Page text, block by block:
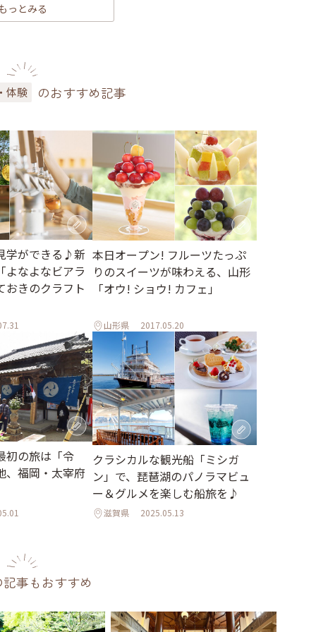
っとみる
体験 のおすすめ記事
学ができる♪新
よなよなビアラ
おきのクラフト
本日オープン! フルーツたっぷ
りのスイーツが味わえる、山形
「オウ! ショウ! カフェ」
山形県 2017.05.20
初の旅は「令
、福岡・太宰府
クラシカルな観光船「ミシガ
ン」で、琵琶湖のパノラマビュ
ー＆グルメを楽しむ船旅を♪
滋賀県 2025.05.13
事もおすすめ